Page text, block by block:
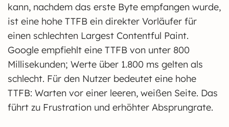
kann, nachdem das erste Byte empfangen wurde,
ist eine hohe TTFB ein direkter Vorläufer für
einen schlechten Largest Contentful Paint.
Google empfiehlt eine TTFB von unter 800
Millisekunden; Werte über 1.800 ms gelten als
schlecht. Für den Nutzer bedeutet eine hohe
TTFB: Warten vor einer leeren, weißen Seite. Das
führt zu Frustration und erhöhter Absprungrate.